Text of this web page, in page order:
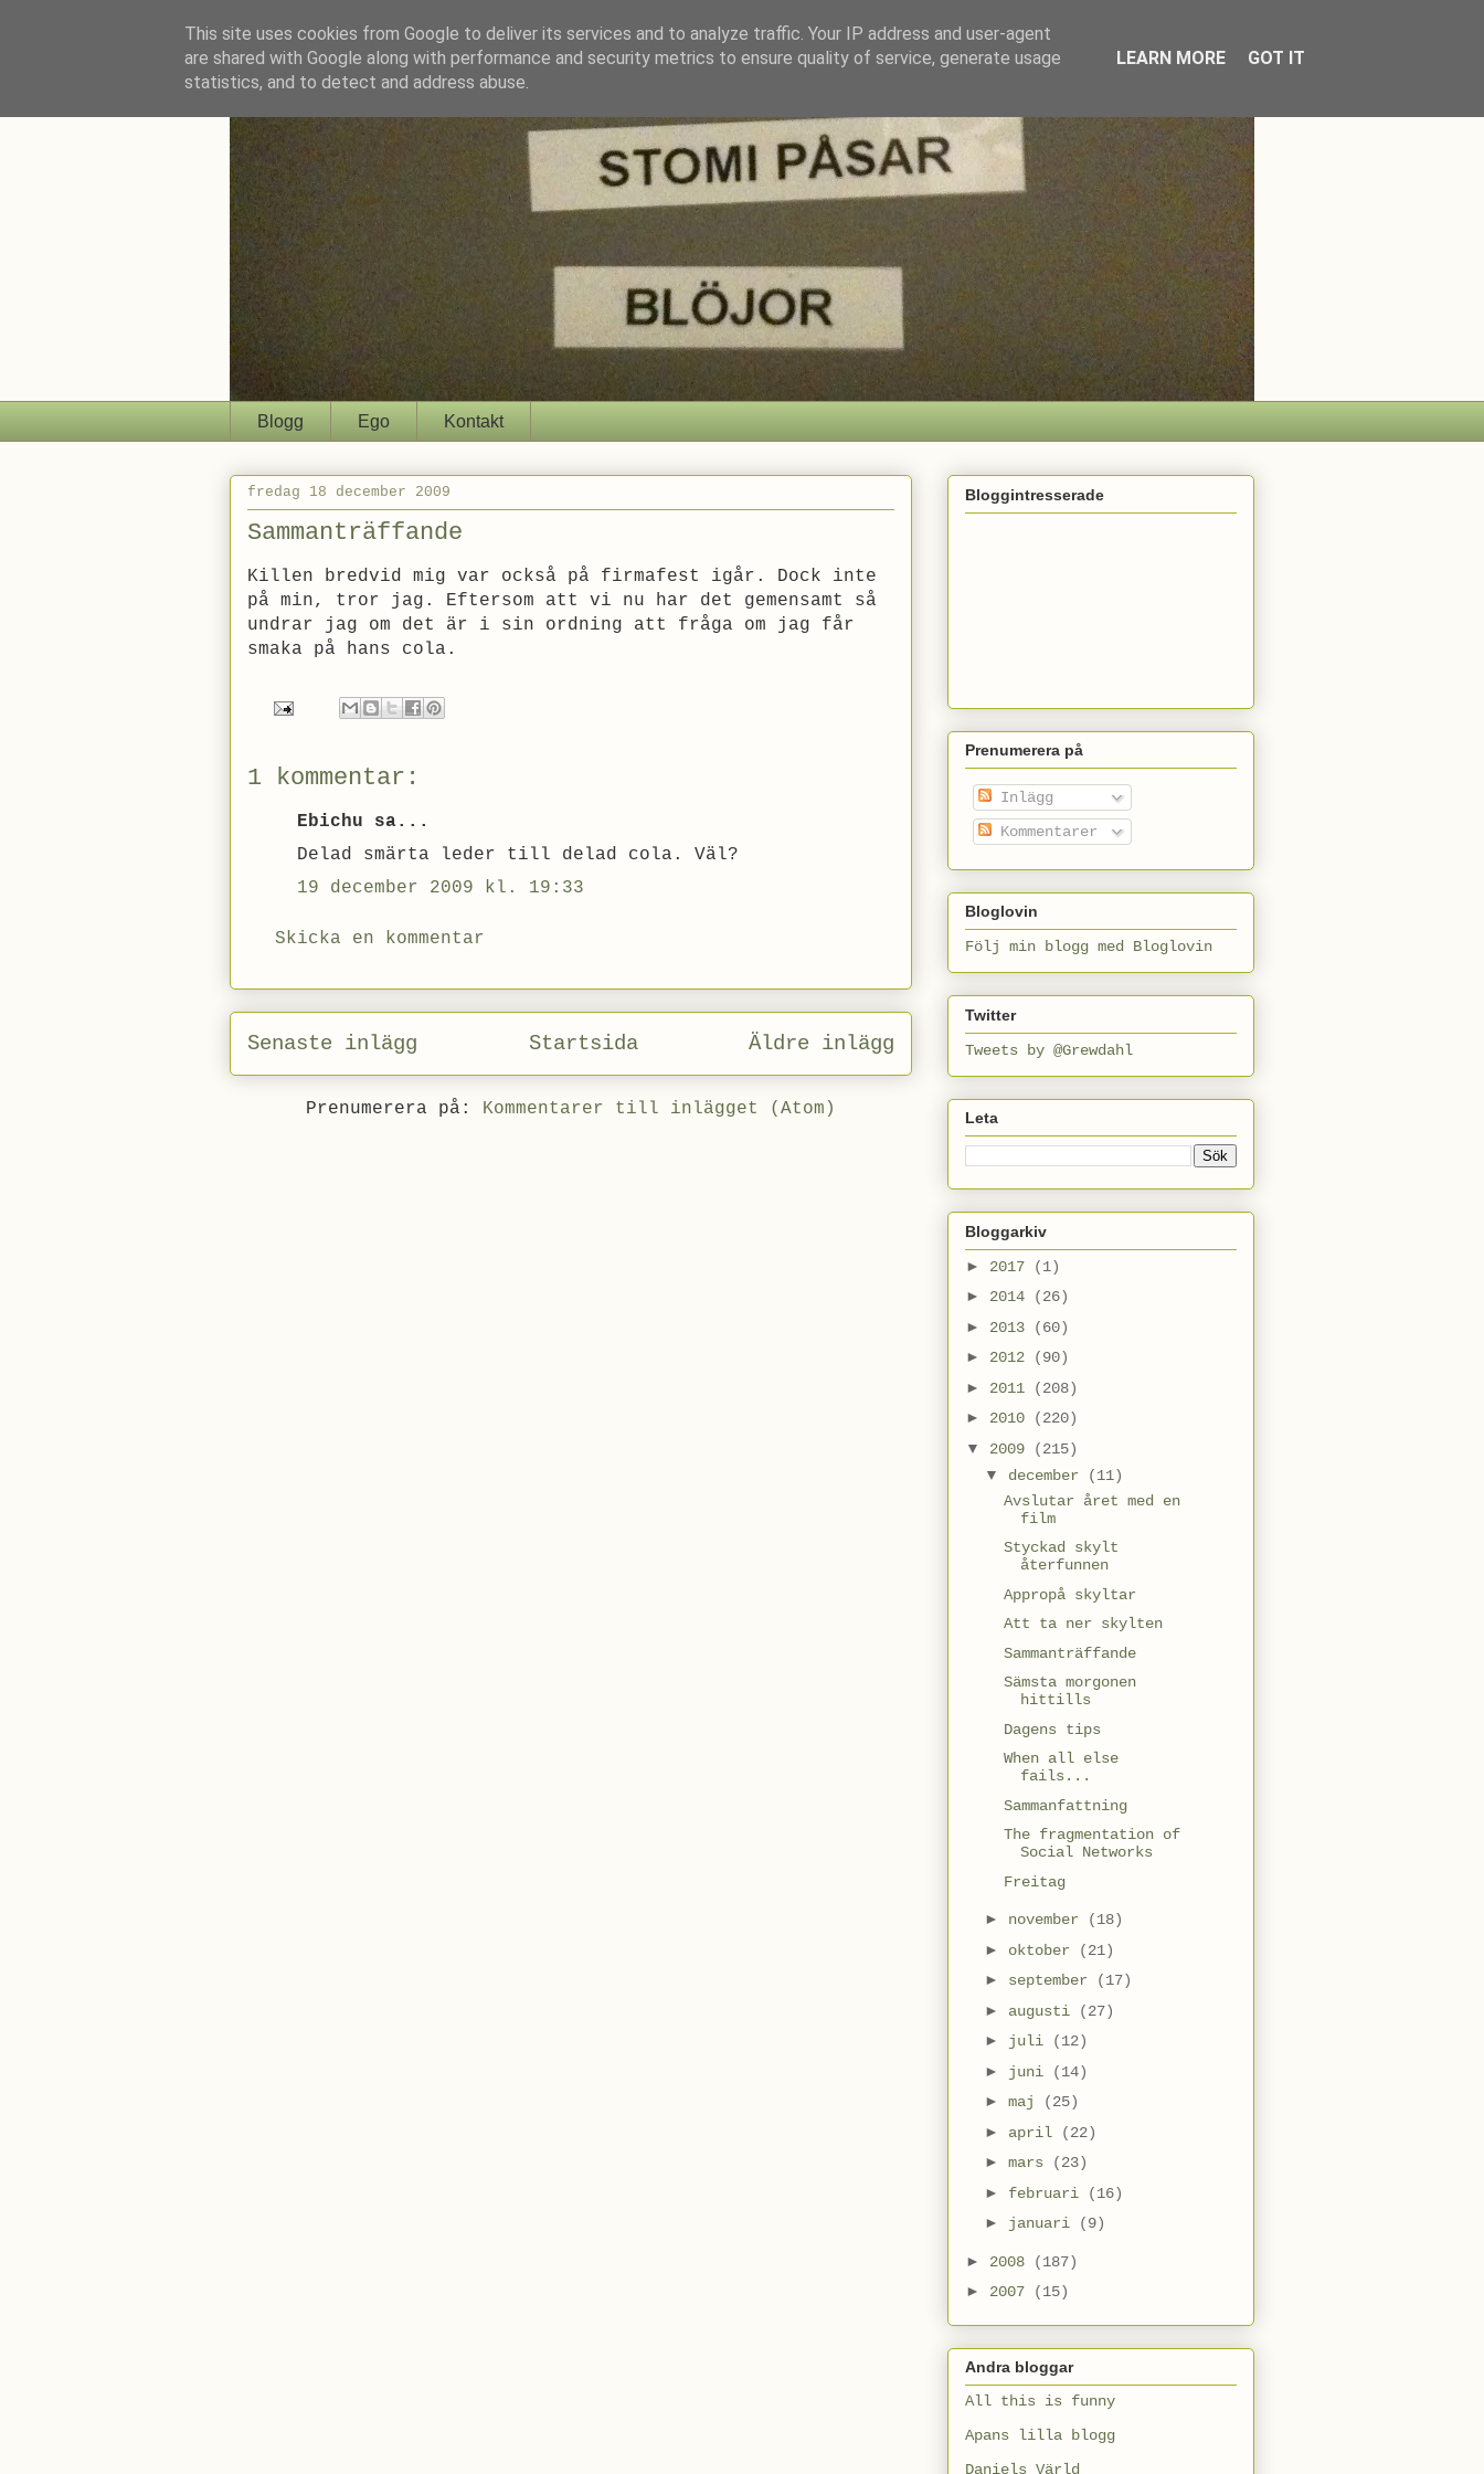
Blogg Ego Kontakt
fredag 18 december 2009
Sammanträffande
Killen bredvid mig var också på firmafest igår. Dock inte
på min, tror jag. Eftersom att vi nu har det gemensamt så
undrar jag om det är i sin ordning att fråga om jag får
smaka på hans cola.
1 kommentar:
Ebichu sa...
Delad smärta leder till delad cola. Väl?
19 december 2009 kl. 19:33
Skicka en kommentar
Senaste inlägg Äldre inlägg
Startsida
Prenumerera på: Kommentarer till inlägget (Atom)
Bloggintresserade
Prenumerera på
Inlägg
Kommentarer
Bloglovin
Följ min blogg med Bloglovin
Twitter
Tweets by @Grewdahl
Leta
Bloggarkiv
► 2017
(1)
► 2014
(26)
► 2013
(60)
► 2012
(90)
► 2011
(208)
► 2010
(220)
▼ 2009
(215)
▼ december
(11)
Avslutar året med en
film
Styckad skylt
återfunnen
Appropå skyltar
Att ta ner skylten
Sammanträffande
Sämsta morgonen
hittills
Dagens tips
When all else
fails...
Sammanfattning
The fragmentation of
Social Networks
Freitag
► november
(18)
► oktober
(21)
► september
(17)
► augusti
(27)
► juli
(12)
► juni
(14)
► maj
(25)
► april
(22)
► mars
(23)
► februari
(16)
► januari (9)
► 2008
(187)
► 2007 (15)
Andra bloggar
All this is funny
Apans lilla blogg
Daniels Värld
This site uses cookies from Google to deliver its services and to analyze traffic. Your IP address and user-agent
are shared with Google along with performance and security metrics to ensure quality of service, generate usage
statistics, and to detect and address abuse.
LEARN MORE GOT IT